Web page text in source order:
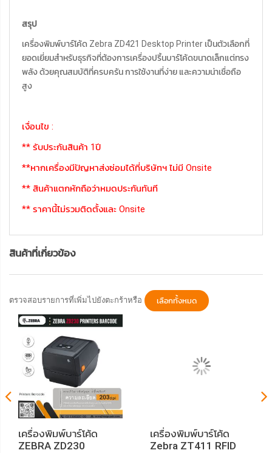
สรุป
เครื่องพิมพ์บาร์โค้ด Zebra ZD421 Desktop Printer เป็นตัวเลือกที่
ยอดเยี่ยมสำหรับธุรกิจที่ต้องการเครื่องปริ้นบาร์โค้ดขนาดเล็กแต่ทรง
พลัง ด้วยคุณสมบัติที่ครบครัน การใช้งานที่ง่าย และความน่าเชื่อถือ
สูง
เงื่อนไข :
** รับประกันสินค้า 1ปี
**หากเครื่องมีปัญหาส่งซ่อมได้ที่บริษัทฯ ไม่มี Onsite
** สินค้าแตกหักถือว่าหมดประกันทันที
** ราคานี้ไม่รวมติดตั้งและ Onsite
สินค้าที่เกี่ยวข้อง
ตรวจสอบรายการที่เพิ่มไปยังตะกร้าหรือ เลือกทั้งหมด
เครื่องพิมพ์บาร์โค้ด
ZEBRA ZD230
เครื่องพิมพ์บาร์โค้ด
Zebra ZT411 RFID